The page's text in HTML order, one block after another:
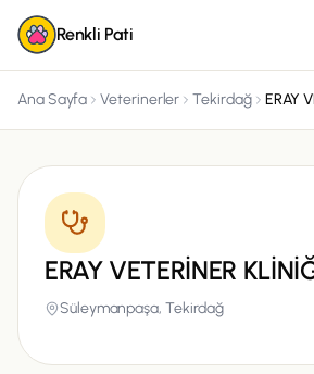
Renkli Pati
Ana Sayfa Veterinerler Tekirdağ ERAY
ERAY VETERİNER
Süleymanpaşa, Tekirdağ